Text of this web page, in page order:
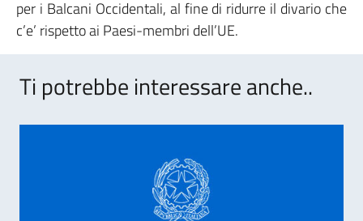
per i Balcani Occidentali, al fine di ridurre il divario che
c’e’ rispetto ai Paesi-membri dell’UE.
Ti potrebbe interessare anche..